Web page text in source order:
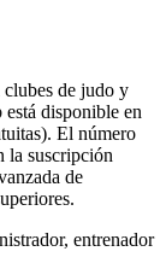
de judo y
disponible en
El número
la suscripción
de
entrenador